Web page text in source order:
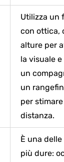
Utilizza un
con ottica,
alture per
la visuale e
un
un
per
distanza.
È una
più dure: